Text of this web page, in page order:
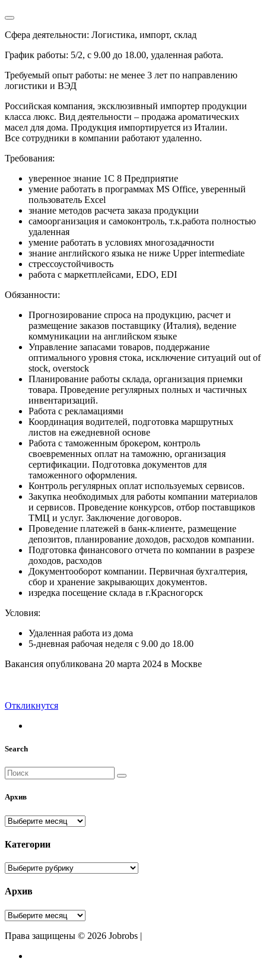
Сфера деятельности: Логистика, импорт, склад
График работы: 5/2, с 9.00 до 18.00, удаленная работа.
Требуемый опыт работы: не менее 3 лет по направлению
логистики и ВЭД
Российская компания, эксклюзивный импортер продукции
класса люкс. Вид деятельности – продажа ароматических
масел для дома. Продукция импортируется из Италии.
Все сотрудники в компании работают удаленно.
Требования:
уверенное знание 1С 8 Предприятие
умение работать в программах MS Office, уверенный
пользователь Excel
знание методов расчета заказа продукции
самоорганизация и самоконтроль, т.к.работа полностью
удаленная
умение работать в условиях многозадачности
знание английского языка не ниже Upper intermediate
стрессоустойчивость
работа с маркетплейсами, EDO, EDI
Обязанности:
Прогнозирование спроса на продукцию, расчет и
размещение заказов поставщику (Италия), ведение
коммуникации на английском языке
Управление запасами товаров, поддержание
оптимального уровня стока, исключение ситуаций out of
stock, overstock
Планирование работы склада, организация приемки
товара. Проведение регулярных полных и частичных
инвентаризаций.
Работа с рекламациями
Координация водителей, подготовка маршрутных
листов на ежедневной основе
Работа с таможенным брокером, контроль
своевременных оплат на таможню, организация
сертификации. Подготовка документов для
таможенного оформления.
Контроль регулярных оплат используемых сервисов.
Закупка необходимых для работы компании материалов
и сервисов. Проведение конкурсов, отбор поставщиков
ТМЦ и услуг. Заключение договоров.
Проведение платежей в банк-клиенте, размещение
депозитов, планирование доходов, расходов компании.
Подготовка финансового отчета по компании в разрезе
доходов, расходов
Документооборот компании. Первичная бухгалтерия,
сбор и хранение закрывающих документов.
изредка посещение склада в г.Красногорск
Условия:
Удаленная работа из дома
5-дневная рабочая неделя с 9.00 до 18.00
Вакансия опубликована 20 марта 2024 в Москве
Откликнутся
Search
Архив
Архив
Категории
Категории
Архив
Архив
Права защищены © 2026 Jobrobs |